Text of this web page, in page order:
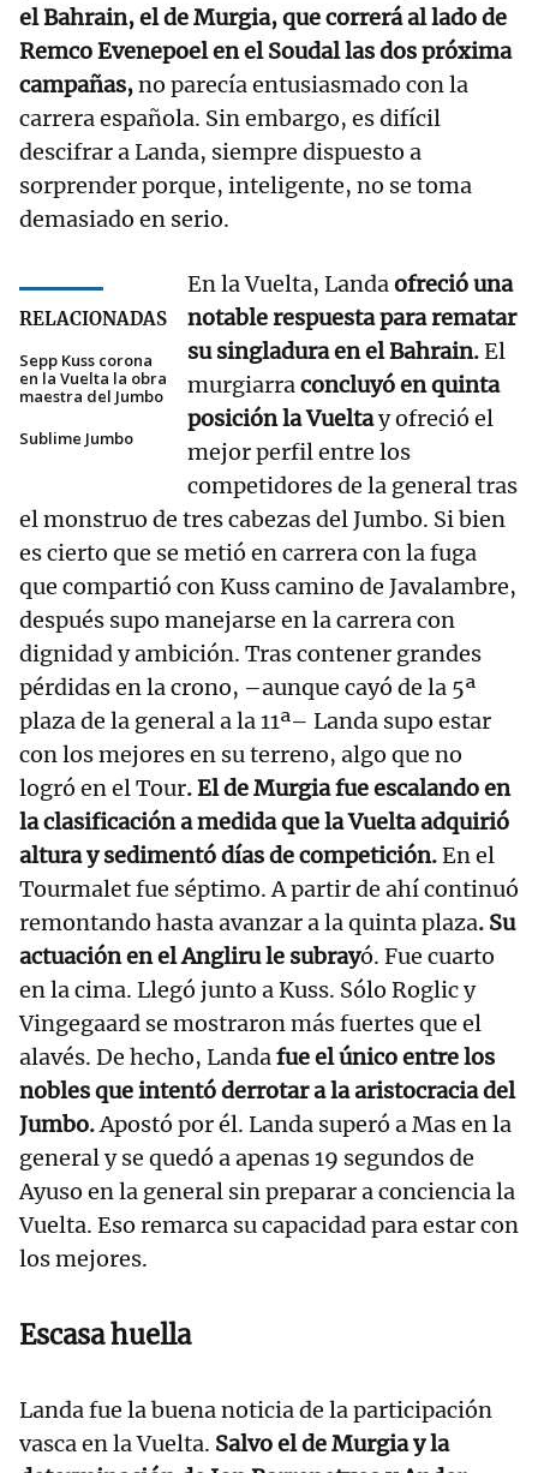
el Bahrain, el de Murgia, que correrá al lado de
Remco Evenepoel en el Soudal las dos próxima
campañas,no parecía entusiasmado con la
carrera española. Sin embargo, es difícil
descifrar a Landa, siempre dispuesto a
sorprender porque, inteligente, no se toma
demasiado en serio.
RELACIONADAS
Sepp Kuss corona
en la Vuelta la obra
maestra del Jumbo
Sublime Jumbo
En la Vuelta, Landaofreció una
notable respuesta para rematar
su singladura en el Bahrain.El
murgiarraconcluyó en quinta
posición la Vueltay ofreció el
mejor perfil entre los
competidores de la general tras
el monstruo de tres cabezas del Jumbo. Si bien
es cierto que se metió en carrera con la fuga
que compartió con Kuss camino de Javalambre,
después supo manejarse en la carrera con
dignidad y ambición. Tras contener grandes
pérdidas en la crono, –aunque cayó de la 5ª
plaza de la general a la 11ª– Landa supo estar
con los mejores en su terreno, algo que no
logró en el Tour. El de Murgia fue escalando en
la clasificación a medida que la Vuelta adquirió
altura y sedimentó días de competición.En el
Tourmalet fue séptimo. A partir de ahí continuó
remontando hasta avanzar a la quinta plaza. Su
actuación en el Angliru le subrayó. Fue cuarto
en la cima. Llegó junto a Kuss. Sólo Roglic y
Vingegaard se mostraron más fuertes que el
alavés. De hecho, Landafue el único entre los
nobles que intentó derrotar a la aristocracia del
Jumbo.Apostó por él. Landa superó a Mas en la
general y se quedó a apenas 19 segundos de
Ayuso en la general sin preparar a conciencia la
Vuelta. Eso remarca su capacidad para estar con
los mejores.
Escasa huella
Landa fue la buena noticia de la participación
vasca en la Vuelta. Salvo el de Murgia y la